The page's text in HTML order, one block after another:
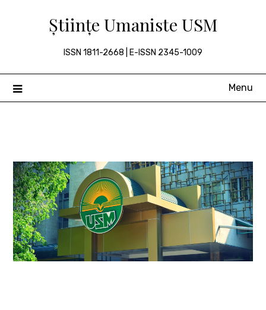
Științe Umaniste USM
ISSN 1811-2668 | E-ISSN 2345-1009
Menu